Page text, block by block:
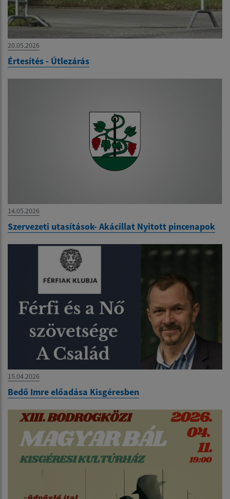
20.05.2026
Értesítés - Útlezárás
14.05.2026
Szervezeti utasítások- Akácillat Nyitott pincenapok
15.04.2026
Bedő Imre előadása Kisgéresben